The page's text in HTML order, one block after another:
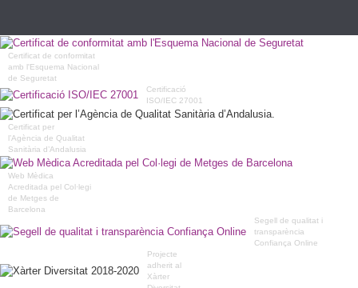
Certificat de conformitat
amb l'Esquema Nacional
de Seguretat
Certificació
ISO/IEC 27001
Certificat per
l’Agència de Qualitat
Sanitària d’Andalusia
Web Mèdica
Acreditada pel Col·legi
de Metges de
Barcelona
Segell de qualitat i
transparència
Confiança Online
Projecte
adherit al
Xàrter